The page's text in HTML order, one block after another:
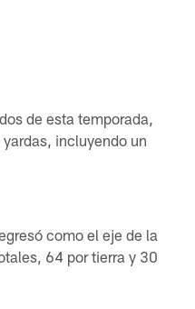
de esta temporada,
incluyendo un
como el eje de la
64 por tierra y 30